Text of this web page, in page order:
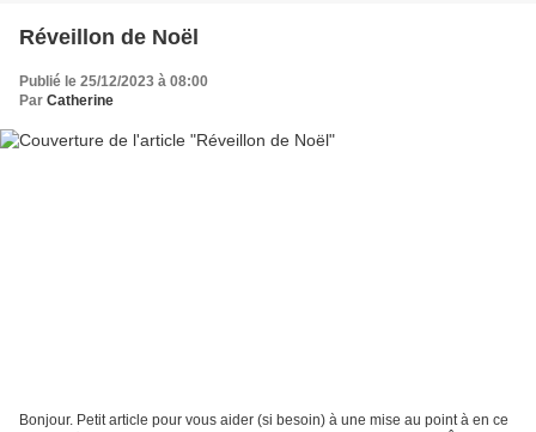
Réveillon de Noël
Publié le 25/12/2023 à 08:00
Par Catherine
Bonjour. Petit article pour vous aider (si besoin) à une mise au point à en ce